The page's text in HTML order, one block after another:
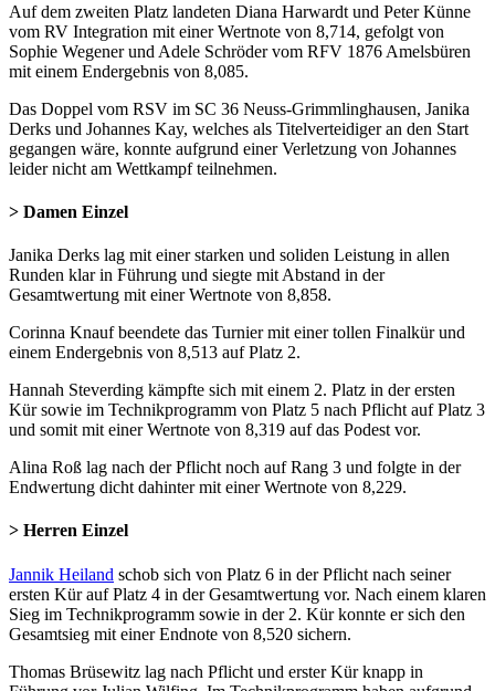
Auf dem zweiten Platz landeten Diana Harwardt und Peter Künne
vom RV Integration mit einer Wertnote von 8,714, gefolgt von
Sophie Wegener und Adele Schröder vom RFV 1876 Amelsbüren
mit einem Endergebnis von 8,085.
Das Doppel vom RSV im SC 36 Neuss-Grimmlinghausen, Janika
Derks und Johannes Kay, welches als Titelverteidiger an den Start
gegangen wäre, konnte aufgrund einer Verletzung von Johannes
leider nicht am Wettkampf teilnehmen.
> Damen Einzel
Janika Derks lag mit einer starken und soliden Leistung in allen
Runden klar in Führung und siegte mit Abstand in der
Gesamtwertung mit einer Wertnote von 8,858.
Corinna Knauf beendete das Turnier mit einer tollen Finalkür und
einem Endergebnis von 8,513 auf Platz 2.
Hannah Steverding kämpfte sich mit einem 2. Platz in der ersten
Kür sowie im Technikprogramm von Platz 5 nach Pflicht auf Platz 3
und somit mit einer Wertnote von 8,319 auf das Podest vor.
Alina Roß lag nach der Pflicht noch auf Rang 3 und folgte in der
Endwertung dicht dahinter mit einer Wertnote von 8,229.
> Herren Einzel
Jannik Heiland schob sich von Platz 6 in der Pflicht nach seiner
ersten Kür auf Platz 4 in der Gesamtwertung vor. Nach einem klaren
Sieg im Technikprogramm sowie in der 2. Kür konnte er sich den
Gesamtsieg mit einer Endnote von 8,520 sichern.
Thomas Brüsewitz lag nach Pflicht und erster Kür knapp in